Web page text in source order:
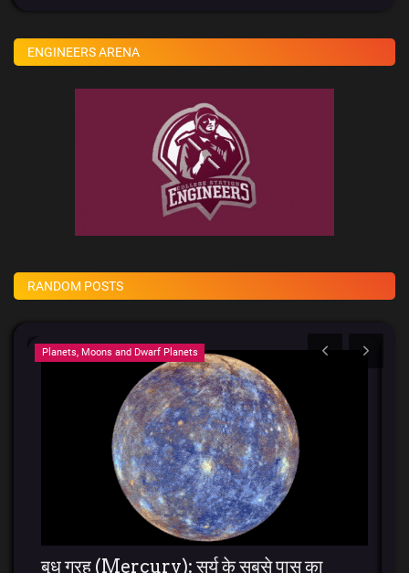
ENGINEERS ARENA
RANDOM POSTS
Planets, Moons and Dwarf Planets
बुध ग्रह (Mercury): सूर्य के सबसे पास का